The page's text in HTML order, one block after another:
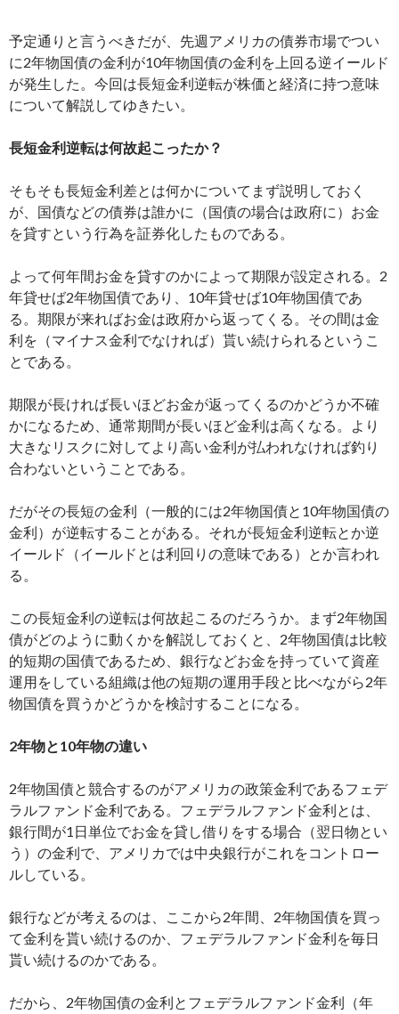
予定通りと言うべきだが、先週アメリカの債券市場でつい
に2年物国債の金利が10年物国債の金利を上回る逆イールド
が発生した。今回は長短金利逆転が株価と経済に持つ意味
について解説してゆきたい。
長短金利逆転は何故起こったか？
そもそも長短金利差とは何かについてまず説明しておく
が、国債などの債券は誰かに（国債の場合は政府に）お金
を貸すという行為を証券化したものである。
よって何年間お金を貸すのかによって期限が設定される。2
年貸せば2年物国債であり、10年貸せば10年物国債であ
る。期限が来ればお金は政府から返ってくる。その間は金
利を（マイナス金利でなければ）貰い続けられるというこ
とである。
期限が長ければ長いほどお金が返ってくるのかどうか不確
かになるため、通常期間が長いほど金利は高くなる。より
大きなリスクに対してより高い金利が払われなければ釣り
合わないということである。
だがその長短の金利（一般的には2年物国債と10年物国債の
金利）が逆転することがある。それが長短金利逆転とか逆
イールド（イールドとは利回りの意味である）とか言われ
る。
この長短金利の逆転は何故起こるのだろうか。まず2年物国
債がどのように動くかを解説しておくと、2年物国債は比較
的短期の国債であるため、銀行などお金を持っていて資産
運用をしている組織は他の短期の運用手段と比べながら2年
物国債を買うかどうかを検討することになる。
2年物と10年物の違い
2年物国債と競合するのがアメリカの政策金利であるフェデ
ラルファンド金利である。フェデラルファンド金利とは、
銀行間が1日単位でお金を貸し借りをする場合（翌日物とい
う）の金利で、アメリカでは中央銀行がこれをコントロー
ルしている。
銀行などが考えるのは、ここから2年間、2年物国債を買っ
て金利を貰い続けるのか、フェデラルファンド金利を毎日
貰い続けるのかである。
だから、2年物国債の金利とフェデラルファンド金利（年